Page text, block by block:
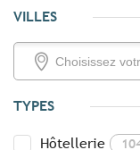
VILLES
TYPES
Hôtellerie